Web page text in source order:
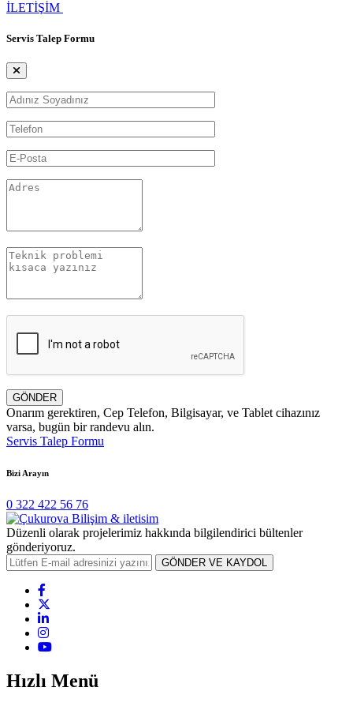
İLETİŞİM
Servis Talep Formu
GÖNDER
Onarım gerektiren, Cep Telefon, Bilgisayar, ve Tablet cihazınız
varsa, bugün bir randevu alın.
Servis Talep Formu
Bizi Arayın
0 322 422 56 76
Düzenli olarak projelerimiz hakkında bilgilendirici bültenler
gönderiyoruz.
GÖNDER VE KAYDOL
Hızlı Menü